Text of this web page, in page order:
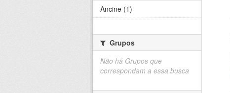
Ancine (1)
Grupos
Não há Grupos que
correspondam a essa busca